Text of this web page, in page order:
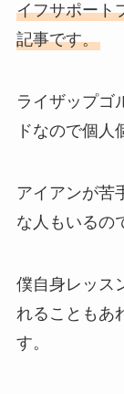
イフサポート
記事です。
ライザップゴ
ドなので個人
アイアンが苦
な人もいるの
僕自身レッス
れることもあ
す。